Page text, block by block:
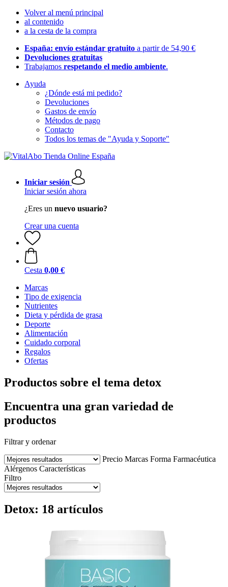
Volver al menú principal
al contenido
a la cesta de la compra
España: envío estándar gratuito a partir de 54,90 €
Devoluciones gratuitas
Trabajamos respetando el medio ambiente.
Ayuda
¿Dónde está mi pedido?
Devoluciones
Gastos de envío
Métodos de pago
Contacto
Todos los temas de "Ayuda y Soporte"
Iniciar sesión
Iniciar sesión ahora
¿Eres un nuevo usuario?
Crear una cuenta
Cesta 0,00 €
Marcas
Tipo de exigencia
Nutrientes
Dieta y pérdida de grasa
Deporte
Alimentación
Cuidado corporal
Regalos
Ofertas
Productos sobre el tema detox
Encuentra una gran variedad de
productos
Filtrar y ordenar
Precio Marcas Forma Farmacéutica
Alérgenos Características
Filtro
Detox: 18 artículos